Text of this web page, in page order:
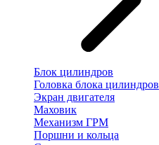
Блок цилиндров
Головка блока цилиндров
Экран двигателя
Маховик
Механизм ГРМ
Поршни и кольца